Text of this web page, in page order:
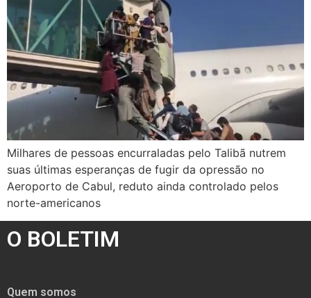
Milhares de pessoas encurraladas pelo Talibã nutrem
suas últimas esperanças de fugir da opressão no
Aeroporto de Cabul, reduto ainda controlado pelos
norte-americanos
O BOLETIM
Quem somos